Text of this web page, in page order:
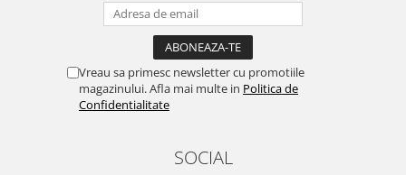
Vreau sa primesc newsletter cu promotiile
magazinului. Afla mai multe in Politica de
Confidentialitate
SOCIAL